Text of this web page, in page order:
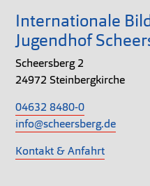
Internationale
Jugendhof
Scheersberg 2
24972 Steinbergkirche
04632 8480-0
info@scheersberg.de
Kontakt & Anfahrt